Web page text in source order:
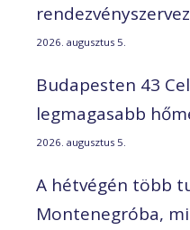
2026. augusztus 5.
Budapesten 43
legmagasabb
2026. augusztus 5.
A hétvégén több
Montenegróba,